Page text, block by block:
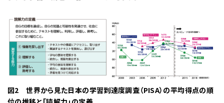
図2 世界から見た日本の学習到達度調査（PISA）の平均得点の順